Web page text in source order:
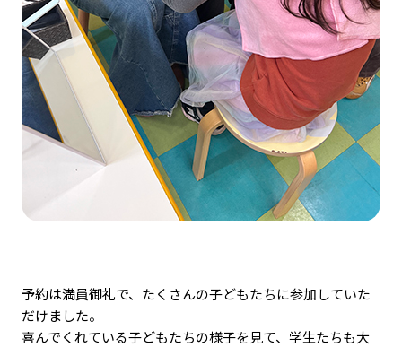
予約は満員御礼で、たくさんの子どもたちに参加していた
だけました。
喜んでくれている子どもたちの様子を見て、学生たちも大